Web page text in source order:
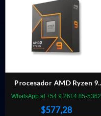
Procesador AMD Ryzen 9
9900X 4.4GHz AM5 S/Cooler
$577,28
WhatsApp al +54 9 2614 85-5362